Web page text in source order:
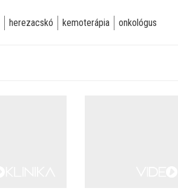
herezacskó kemoterápia onkológus